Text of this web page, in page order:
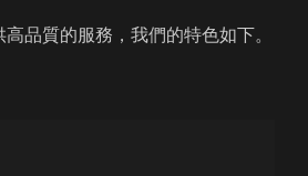
品質的服務，我們的特色如下。